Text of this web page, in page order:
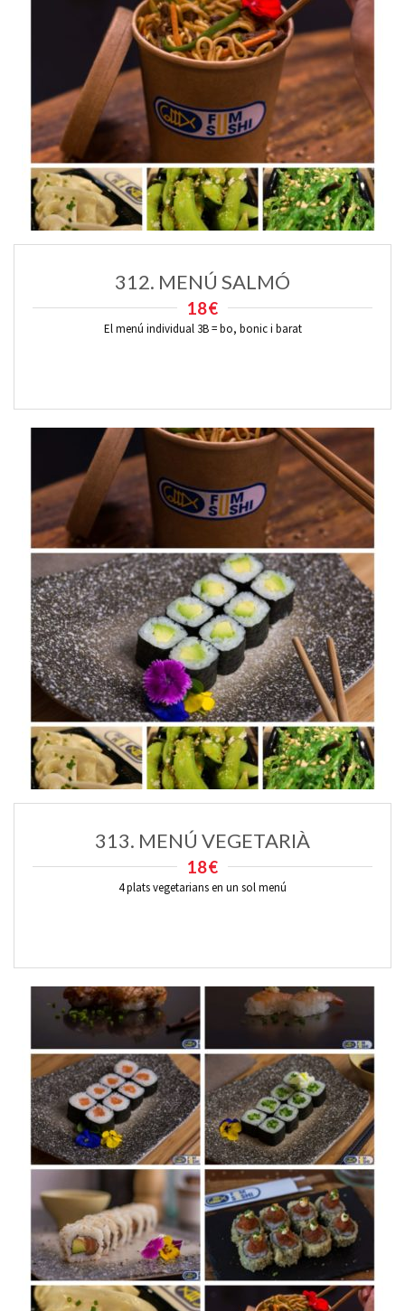
312. MENÚ SALMÓ
18€
El menú individual 3B = bo, bonic i barat
313. MENÚ VEGETARIÀ
18€
4 plats vegetarians en un sol menú